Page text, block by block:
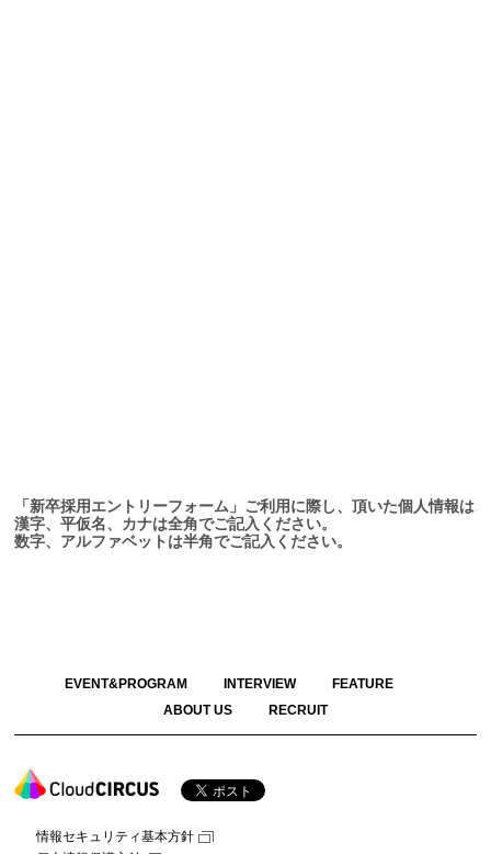
「新卒採用エントリーフォーム」ご利用に際し、頂いた個人情報
漢字、平仮名、カナは全角でご記入ください。
数字、アルファベットは半角でご記入ください。
EVENT&PROGRAM INTERVIEW
FEATURE
ABOUT US
RECRUIT
情報セキュリティ基本方針